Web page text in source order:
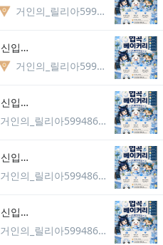
거인의_릴리아5994867037981
03⬆️🥐협곡베이커리🥐에서 신입분들을 모집합니다
거인의_릴리아5994867037981
03⬆️🥐협곡베이커리🥐에서 신입분들을 모집합니다
거인의_릴리아5994867037981
03⬆️🥐협곡베이커리🥐에서 신입분들을 모집합니다
거인의_릴리아5994867037981
03⬆️🥐협곡베이커리🥐에서 신입분들을 모집합니다
거인의_릴리아5994867037981